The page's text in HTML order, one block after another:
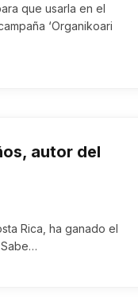
que usarla en el
‘Organikoari
autor del
Rica, ha ganado el